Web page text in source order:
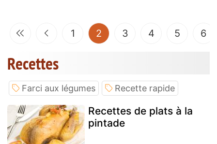
1 2 (current)
3 4 5 6
Recettes
Farci aux légumes Recette rapide
Recettes de plats à la
pintade